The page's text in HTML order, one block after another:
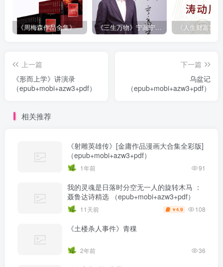
《周梅森作品全集》[共30册] 《三生万物》宁高宁（epub+mobi+azw3+pdf）
上一篇
《形而上学》讲演录
（epub+mobi+azw3+pdf）
下一篇
乌盆记
（epub+mobi+azw3+pdf）
相关推荐
《射雕英雄传》[金庸作品漫画大合集全彩版]
（epub+mobi+azw3+pdf）
1年前 91
我的灵魂是日落时分空无一人的旋转木马 ：
聂鲁达诗精选 （epub+mobi+azw3+pdf）
11天前 ￥4.9 108
《土楼杀人事件》青稞
2年前 36